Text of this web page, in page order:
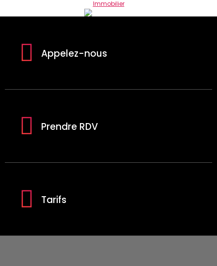
Appelez-nous
Prendre RDV
Tarifs